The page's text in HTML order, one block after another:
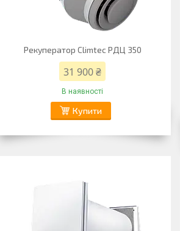
Рекуператор Climtec РДЦ 350
31 900 ₴
В наявності
Купити